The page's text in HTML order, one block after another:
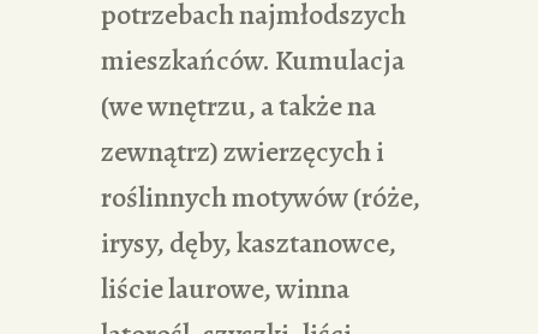
potrzebach najmłodszych
mieszkańców. Kumulacja
(we wnętrzu, a także na
zewnątrz) zwierzęcych i
roślinnych motywów (róże,
irysy, dęby, kasztanowce,
liście laurowe, winna